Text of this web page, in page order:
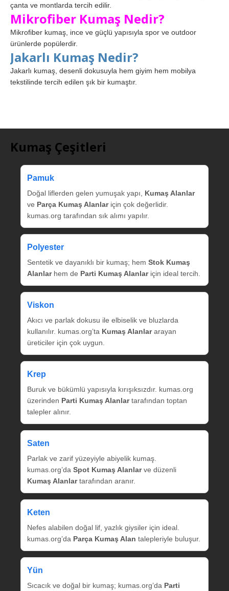
çanta ve montlarda tercih edilir.
Mikrofiber Kumaş Nedir?
Mikrofiber kumaş, ince ve güçlü yapısıyla spor ve outdoor
ürünlerde popülerdir.
Jakarlı Kumaş Nedir?
Jakarlı kumaş, desenli dokusuyla hem giyim hem mobilya
tekstilinde tercih edilen şık bir kumaştır.
Kumaş Çeşitleri
Pamuk
Doğal liflerden gelen yumuşak yapı, Kumaş Alanlar
ve Parça Kumaş Alanlariçin çok değerlidir.
kumas.org tarafından sık alımı yapılır.
Polyester
Sentetik ve dayanıklı bir kumaş; hem Stok Kumaş
Alanlarhem de Parti Kumaş Alanlariçin ideal tercih.
Viskon
Akıcı ve parlak dokusu ile elbiselik ve bluzlarda
kullanılır. kumas.org’ta Kumaş Alanlararayan
üreticiler için çok uygun.
Krep
Buruk ve bükümlü yapısıyla kırışıksızdır. kumas.org
üzerinden Parti Kumaş Alanlartarafından toptan
talepler alınır.
Saten
Parlak ve zarif yüzeyiyle abiyelik kumaş.
kumas.org’da Spot Kumaş Alanlarve düzenli
Kumaş Alanlartarafından aranır.
Keten
Nefes alabilen doğal lif, yazlık giysiler için ideal.
kumas.org’da Parça Kumaş Alan talepleriyle buluşur.
Yün
Sıcacık ve doğal bir kumaş; kumas.org’da Parti